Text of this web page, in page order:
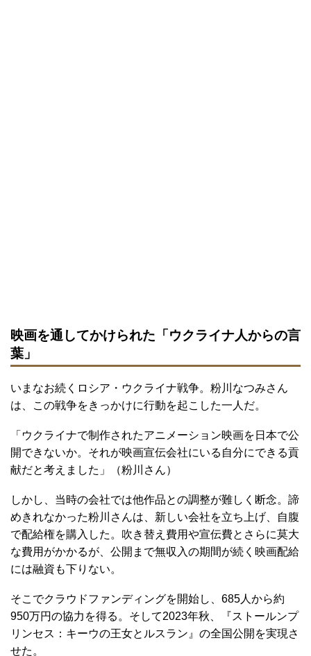
映画を通してかけられた「ウクライナ人からの言
葉」
いまなお続くロシア・ウクライナ戦争。粉川なつみさん
は、この戦争をきっかけに行動を起こした一人だ。
「ウクライナで制作されたアニメーション映画を日本で公
開できないか。それが映画宣伝会社にいる自分にできる貢
献だと考えました」（粉川さん）
しかし、当時の会社では他作品との調整が難しく断念。諦
めきれなかった粉川さんは、新しい会社を立ち上げ、自腹
で配給権を購入した。吹き替え費用や宣伝費とさらに莫大
な費用がかかるが、公開まで無収入の期間が続く映画配給
には融資も下りない。
そこでクラウドファンディングを開始し、685人から約
950万円の協力を得る。そして2023年秋、『ストールンプ
リンセス：キーウの王女とルスラン』の全国公開を実現さ
せた。